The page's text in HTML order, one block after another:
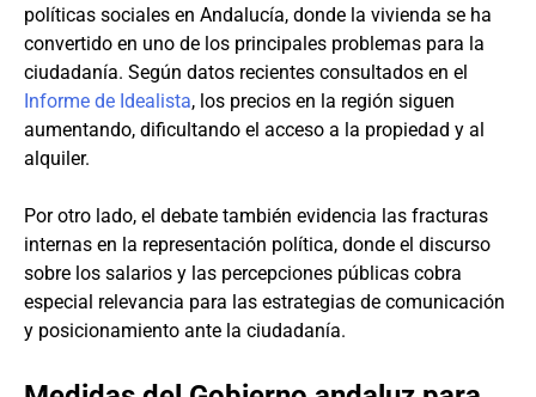
políticas sociales en Andalucía, donde la vivienda se ha
convertido en uno de los principales problemas para la
ciudadanía. Según datos recientes consultados en el
Informe de Idealista, los precios en la región siguen
aumentando, dificultando el acceso a la propiedad y al
alquiler.
Por otro lado, el debate también evidencia las fracturas
internas en la representación política, donde el discurso
sobre los salarios y las percepciones públicas cobra
especial relevancia para las estrategias de comunicación
y posicionamiento ante la ciudadanía.